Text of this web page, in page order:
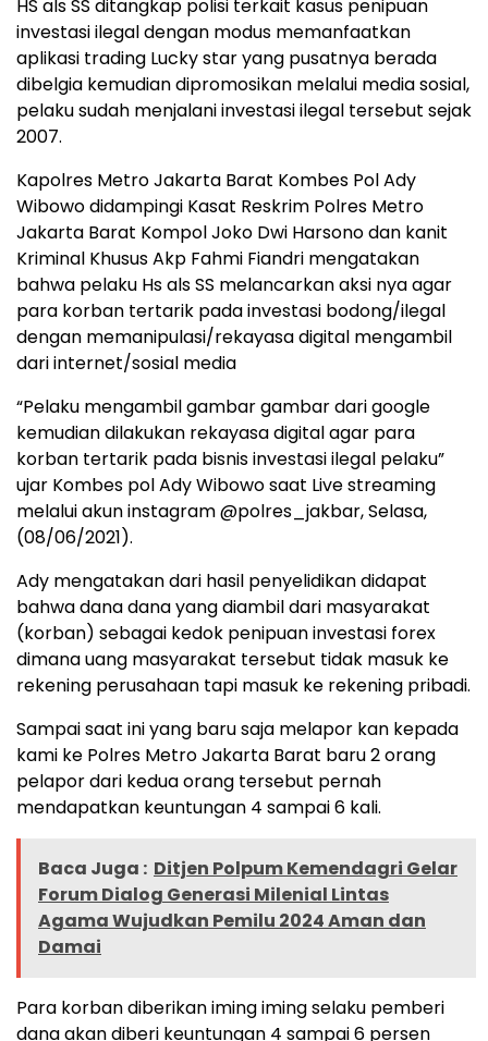
HS als SS ditangkap polisi terkait kasus penipuan
investasi ilegal dengan modus memanfaatkan
aplikasi trading Lucky star yang pusatnya berada
dibelgia kemudian dipromosikan melalui media sosial,
pelaku sudah menjalani investasi ilegal tersebut sejak
2007.
Kapolres Metro Jakarta Barat Kombes Pol Ady
Wibowo didampingi Kasat Reskrim Polres Metro
Jakarta Barat Kompol Joko Dwi Harsono dan kanit
Kriminal Khusus Akp Fahmi Fiandri mengatakan
bahwa pelaku Hs als SS melancarkan aksi nya agar
para korban tertarik pada investasi bodong/ilegal
dengan memanipulasi/rekayasa digital mengambil
dari internet/sosial media
“Pelaku mengambil gambar gambar dari google
kemudian dilakukan rekayasa digital agar para
korban tertarik pada bisnis investasi ilegal pelaku”
ujar Kombes pol Ady Wibowo saat Live streaming
melalui akun instagram @polres_jakbar, Selasa,
(08/06/2021).
Ady mengatakan dari hasil penyelidikan didapat
bahwa dana dana yang diambil dari masyarakat
(korban) sebagai kedok penipuan investasi forex
dimana uang masyarakat tersebut tidak masuk ke
rekening perusahaan tapi masuk ke rekening pribadi.
Sampai saat ini yang baru saja melapor kan kepada
kami ke Polres Metro Jakarta Barat baru 2 orang
pelapor dari kedua orang tersebut pernah
mendapatkan keuntungan 4 sampai 6 kali.
Baca Juga : Ditjen Polpum Kemendagri Gelar
Forum Dialog Generasi Milenial Lintas
Agama Wujudkan Pemilu 2024 Aman dan
Damai
Para korban diberikan iming iming selaku pemberi
dana akan diberi keuntungan 4 sampai 6 persen